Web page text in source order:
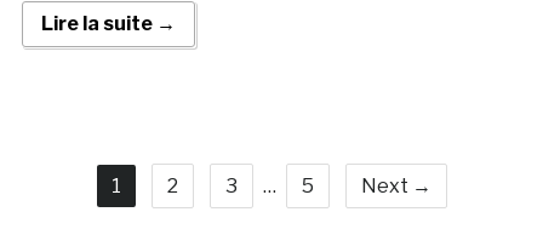
Lire la suite →
1 2 3 … 5 Next →